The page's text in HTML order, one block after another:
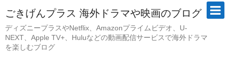
ごきげんプラス 海外ドラマや映画のブログ
ディズニープラスやNetflix、Amazonプライムビデオ、U-
NEXT、Apple TV+、Huluなどの動画配信サービスで海外ドラマ
を楽しむブログ